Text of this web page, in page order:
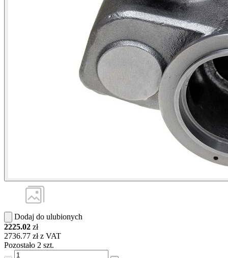
Dodaj do ulubionych
2225.02 zł
2736.77 zł z VAT
Pozostało 2 szt.